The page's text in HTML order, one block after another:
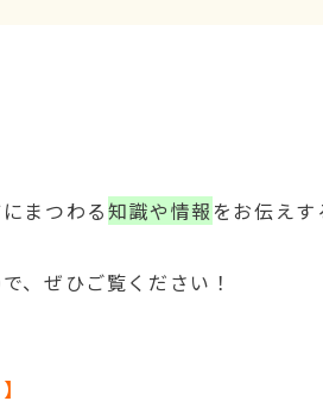
まつわる知識や情報 をお伝えす
、ぜひご覧ください！
】